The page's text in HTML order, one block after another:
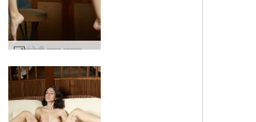
एंजेली नग्न महाराज #71